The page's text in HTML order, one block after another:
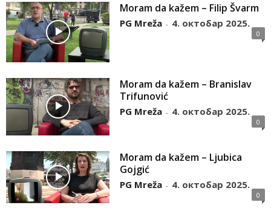
Moram da kažem – Filip Švarm
PG Mreža - 4. октобар 2025.
0
Moram da kažem – Branislav
Trifunović
PG Mreža - 4. октобар 2025.
0
Moram da kažem – Ljubica
Gojgić
PG Mreža - 4. октобар 2025.
0